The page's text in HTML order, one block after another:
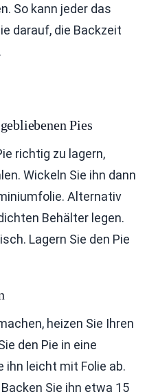
So kann jeder das
darauf, die Backzeit
Pies
richtig zu lagern,
Wickeln Sie ihn dann
Alternativ
Behälter legen.
Lagern Sie den Pie
heizen Sie Ihren
den Pie in eine
ihn leicht mit Folie ab.
Sie ihn etwa 15